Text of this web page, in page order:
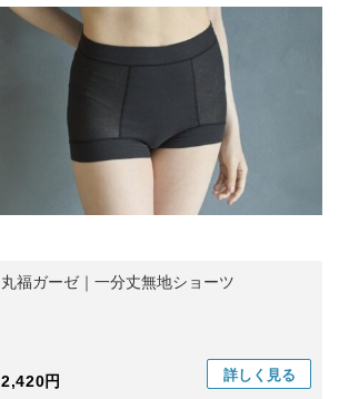
丸福ガーゼ｜一分丈無地ショーツ
2,420円 詳しく 見る